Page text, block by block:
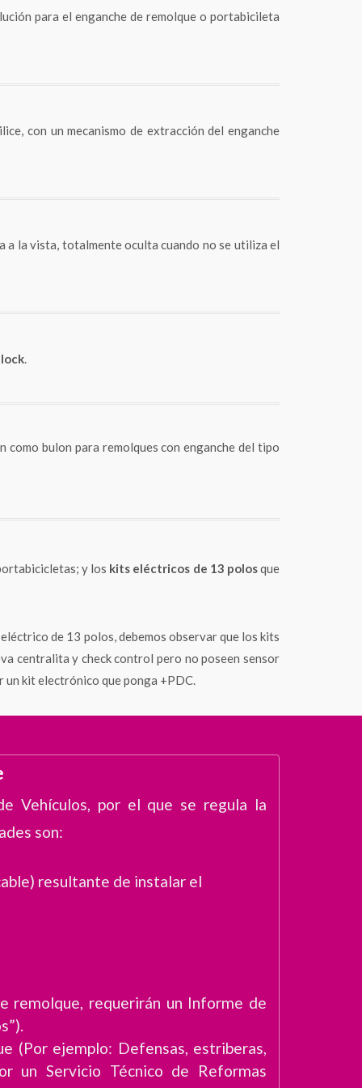
para el enganche de remolque o portabicileta
con un mecanismo de extracción del enganche
a la vista, totalmente oculta cuando no se utiliza el
.
bulon para remolques con enganche del tipo
y los kits eléctricos de 13 polosque
de 13 polos, debemos observar que los kits
centralita y check control pero no poseen sensor
un kit electrónico que ponga +PDC.
Vehículos, por el que se regula la
son:
resultante de instalar el
remolque, requerirán un Informe de
(Por ejemplo: Defensas, estriberas,
un Servicio Técnico de Reformas